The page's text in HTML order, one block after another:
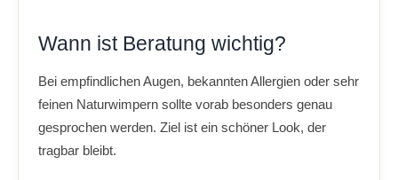
Wann ist Beratung wichtig?
Bei empfindlichen Augen, bekannten Allergien oder sehr
feinen Naturwimpern sollte vorab besonders genau
gesprochen werden. Ziel ist ein schöner Look, der
tragbar bleibt.